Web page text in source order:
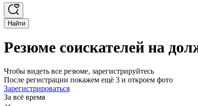
Найти
Резюме соискателей на
Чтобы видеть все резюме, зарегистрируйтесь
После регистрации покажем ещё 3 и откроем фото
Зарегистрироваться
За всё время